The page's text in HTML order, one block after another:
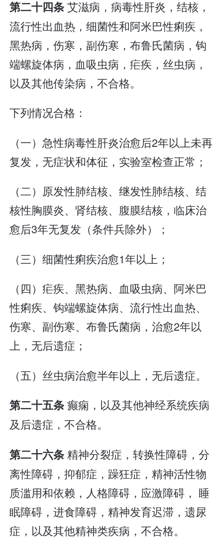
第二十四条艾滋病，病毒性肝炎，结核，
流行性出血热，细菌性和阿米巴性痢疾，
黑热病，伤寒，副伤寒，布鲁氏菌病，钩
端螺旋体病，血吸虫病，疟疾，丝虫病，
以及其他传染病，不合格。
下列情况合格：
（一）急性病毒性肝炎治愈后2年以上未再
复发，无症状和体征，实验室检查正常；
（二）原发性肺结核、继发性肺结核、结
核性胸膜炎、肾结核、腹膜结核，临床治
愈后3年无复发（条件兵除外）；
（三）细菌性痢疾治愈1年以上；
（四）疟疾、黑热病、血吸虫病、阿米巴
性痢疾、钩端螺旋体病、流行性出血热、
伤寒、副伤寒、布鲁氏菌病，治愈2年以
上，无后遗症；
（五）丝虫病治愈半年以上，无后遗症。
第二十五条癫痫，以及其他神经系统疾病
及后遗症，不合格。
第二十六条精神分裂症，转换性障碍，分
离性障碍，抑郁症，躁狂症，精神活性物
质滥用和依赖，人格障碍，应激障碍， 睡
眠障碍，进食障碍，精神发育迟滞，遗尿
症，以及其他精神类疾病，不合格。